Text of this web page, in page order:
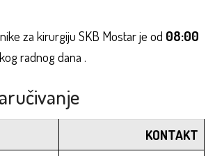
za kirurgiju SKB Mostar je od 08:00
radnog dana .
KONTAKT